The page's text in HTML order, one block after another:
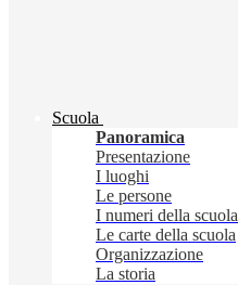
Scuola
Panoramica
Presentazione
I luoghi
Le persone
I numeri della scuola
Le carte della scuola
Organizzazione
La storia